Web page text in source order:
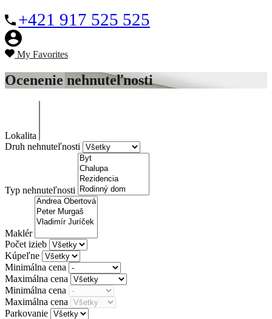
+421 917 525 525
My Favorites
Ocenenie nehnuteľnosti
Lokalita
Druh nehnuteľnosti
Typ nehnuteľnosti
Maklér
Počet izieb
Kúpeľne
Minimálna cena
Maximálna cena
Minimálna cena
Maximálna cena
Parkovanie